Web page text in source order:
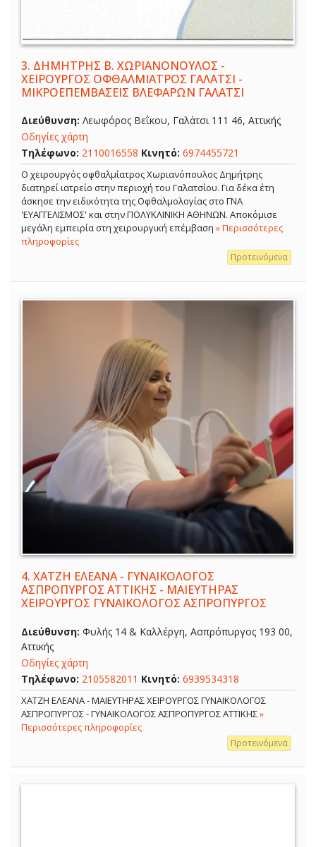
3. ΔΗΜΗΤΡΗΣ Β. ΧΩΡΙΑΝΟΝΟΥΛΟΣ -
ΧΕΙΡΟΥΡΓΟΣ ΟΦΘΑΛΜΙΑΤΡΟΣ ΓΑΛΑΤΣΙ -
ΜΙΚΡΟΕΠΕΜΒΑΣΕΙΣ ΒΛΕΦΑΡΩΝ ΓΑΛΑΤΣΙ
Διεύθυνση: Λεωφόρος Βεΐκου, Γαλάτσι 111 46, Αττικής
Οδηγίες χάρτη
Τηλέφωνο: 2110016558 Κινητό: 6974455721
Ο χειρουργός οφθαλμίατρος Χωριανόπουλος Δημήτρης
διατηρεί ιατρείο στην περιοχή του Γαλατσίου. Για δέκα έτη
άσκησε την ειδικότητα της Οφθαλμολογίας στο ΓΝΑ
'ΕΥΑΓΓΕΛΙΣΜΟΣ' και στην ΠΟΛΥΚΛΙΝΙΚΗ ΑΘΗΝΩΝ. Αποκόμισε
μεγάλη εμπειρία στη χειρουργική επέμβαση » Περισσότερες
πληροφορίες
Προτεινόμενα
4. ΧΑΤΖΗ ΕΛΕΑΝΑ - ΓΥΝΑΙΚΟΛΟΓΟΣ
ΑΣΠΡΟΠΥΡΓΟΣ ΑΤΤΙΚΗΣ - ΜΑΙΕΥΤΗΡΑΣ
ΧΕΙΡΟΥΡΓΟΣ ΓΥΝΑΙΚΟΛΟΓΟΣ ΑΣΠΡΟΠΥΡΓΟΣ
Διεύθυνση: Φυλής 14 & Καλλέργη, Ασπρόπυργος 193 00,
Αττικής
Οδηγίες χάρτη
Τηλέφωνο: 2105582011 Κινητό: 6939534318
ΧΑΤΖΗ ΕΛΕΑΝΑ - ΜΑΙΕΥΤΗΡΑΣ ΧΕΙΡΟΥΡΓΟΣ ΓΥΝΑΙΚΟΛΟΓΟΣ
ΑΣΠΡΟΠΥΡΓΟΣ - ΓΥΝΑΙΚΟΛΟΓΟΣ ΑΣΠΡΟΠΥΡΓΟΣ ΑΤΤΙΚΗΣ»
Περισσότερες πληροφορίες
Προτεινόμενα